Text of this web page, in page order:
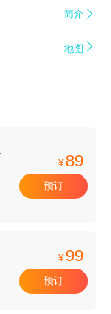
简介 
地图 
¥ 89
预订
¥ 99
预订